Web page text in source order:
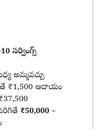
సర్వింగ్స్
అమ్మవచ్చు
₹1,500 ఆదాయం
₹50,000 –